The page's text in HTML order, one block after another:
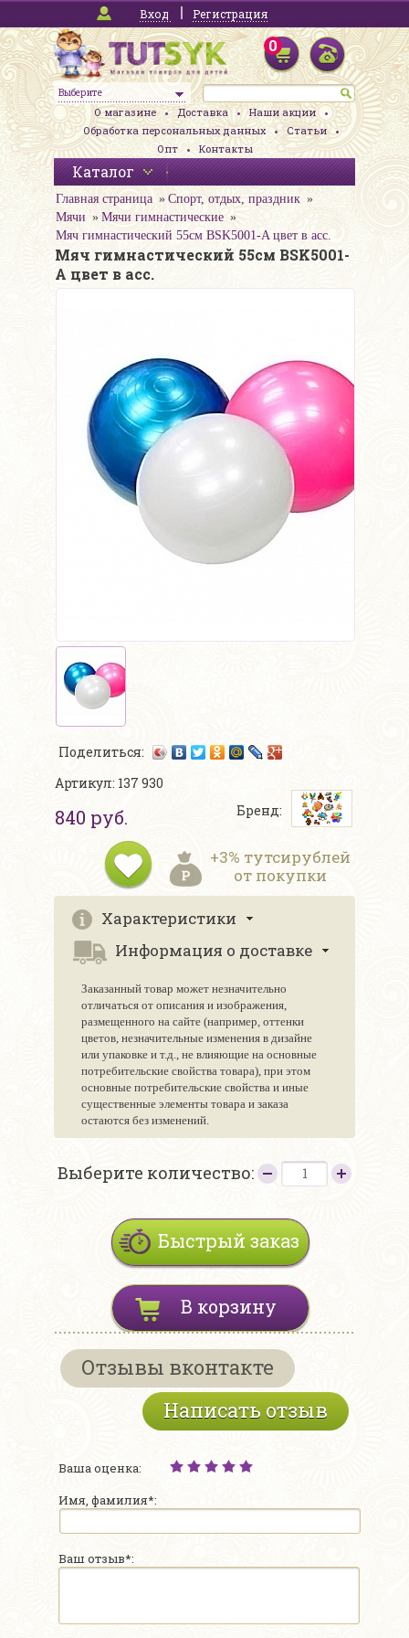
Вход Регистрация
Выберите
0
О магазине Доставка
Наши акции
Обработка персональных данных
Статьи
Опт
Контакты
Каталог
Главная страница
Спорт, отдых, праздник
Мячи
Мячи гимнастические
Мяч гимнастический 55см BSK5001-A цвет в асс.
Мяч гимнастический 55см BSK5001-
A цвет в асс.
Поделиться:
Артикул: 137 930
840 руб. Бренд:
+3% тутсирублей
от покупки
Характеристики
Информация о доставке
Заказанный товар может незначительно
отличаться от описания и изображения,
размещенного на сайте (например, оттенки
цветов, незначительные изменения в дизайне
или упаковке и т.д., не влияющие на основные
потребительские свойства товара), при этом
основные потребительские свойства и иные
существенные элементы товара и заказа
остаются без изменений.
Выберите количество:
Быстрый заказ
В корзину
Отзывы вконтакте
Написать отзыв
Ваша оценка:
Имя, фамилия*:
Ваш отзыв*: